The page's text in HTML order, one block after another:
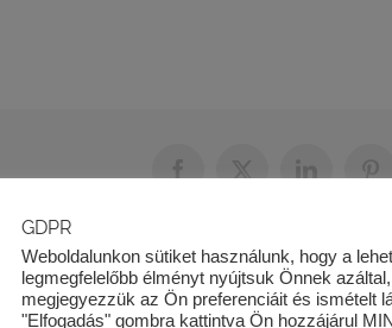
Facebook
X LinkedIn
GDPR
Weboldalunkon sütiket használunk, hogy a
legmegfelelőbb élményt nyújtsuk Önnek
megjegyezzük az Ön preferenciáit és ismételt
"Elfogadás" gombra kattintva Ön hozzájárul